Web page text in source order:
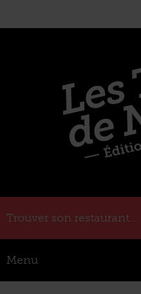
Trouver son restaurant...
Menu